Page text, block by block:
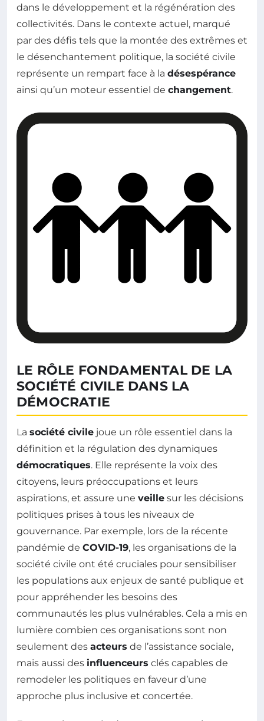
dans le développement et la régénération des
collectivités. Dans le contexte actuel, marqué
par des défis tels que la montée des extrêmes et
le désenchantement politique, la société civile
représente un rempart face à la désespérance
ainsi qu’un moteur essentiel de changement.
LE RÔLE FONDAMENTAL DE LA
SOCIÉTÉ CIVILE DANS LA
DÉMOCRATIE
La société civile joue un rôle essentiel dans la
définition et la régulation des dynamiques
démocratiques. Elle représente la voix des
citoyens, leurs préoccupations et leurs
aspirations, et assure une veille sur les décisions
politiques prises à tous les niveaux de
gouvernance. Par exemple, lors de la récente
pandémie de COVID-19, les organisations de la
société civile ont été cruciales pour sensibiliser
les populations aux enjeux de santé publique et
pour appréhender les besoins des
communautés les plus vulnérables. Cela a mis en
lumière combien ces organisations sont non
seulement des acteurs de l’assistance sociale,
mais aussi des influenceurs clés capables de
remodeler les politiques en faveur d’une
approche plus inclusive et concertée.